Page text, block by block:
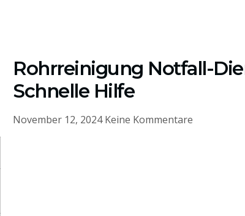
Rohrreinigung Notfall-
Schnelle Hilfe
November 12, 2024Keine Kommentare